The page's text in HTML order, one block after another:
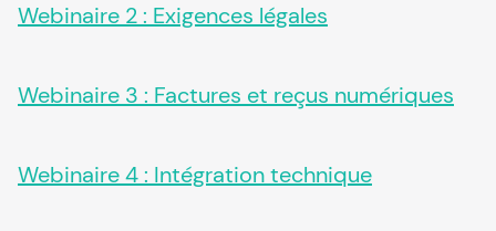
Webinaire 2 : Exigences légales
Webinaire 3 : Factures et reçus numériques
Webinaire 4 : Intégration technique